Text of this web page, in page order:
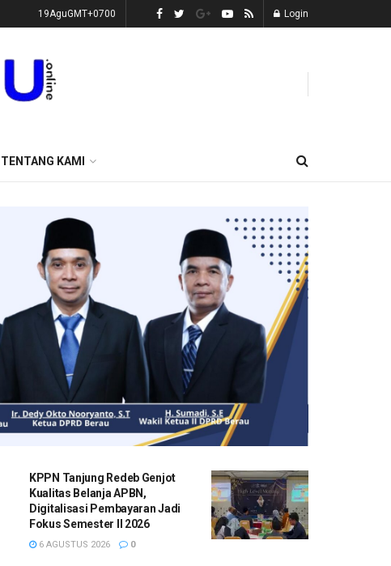
19AguGMT+0700 Login
TENTANG KAMI
KPPN Tanjung Redeb Genjot
Kualitas Belanja APBN,
Digitalisasi Pembayaran Jadi
Fokus Semester II 2026
6 AGUSTUS 2026 0